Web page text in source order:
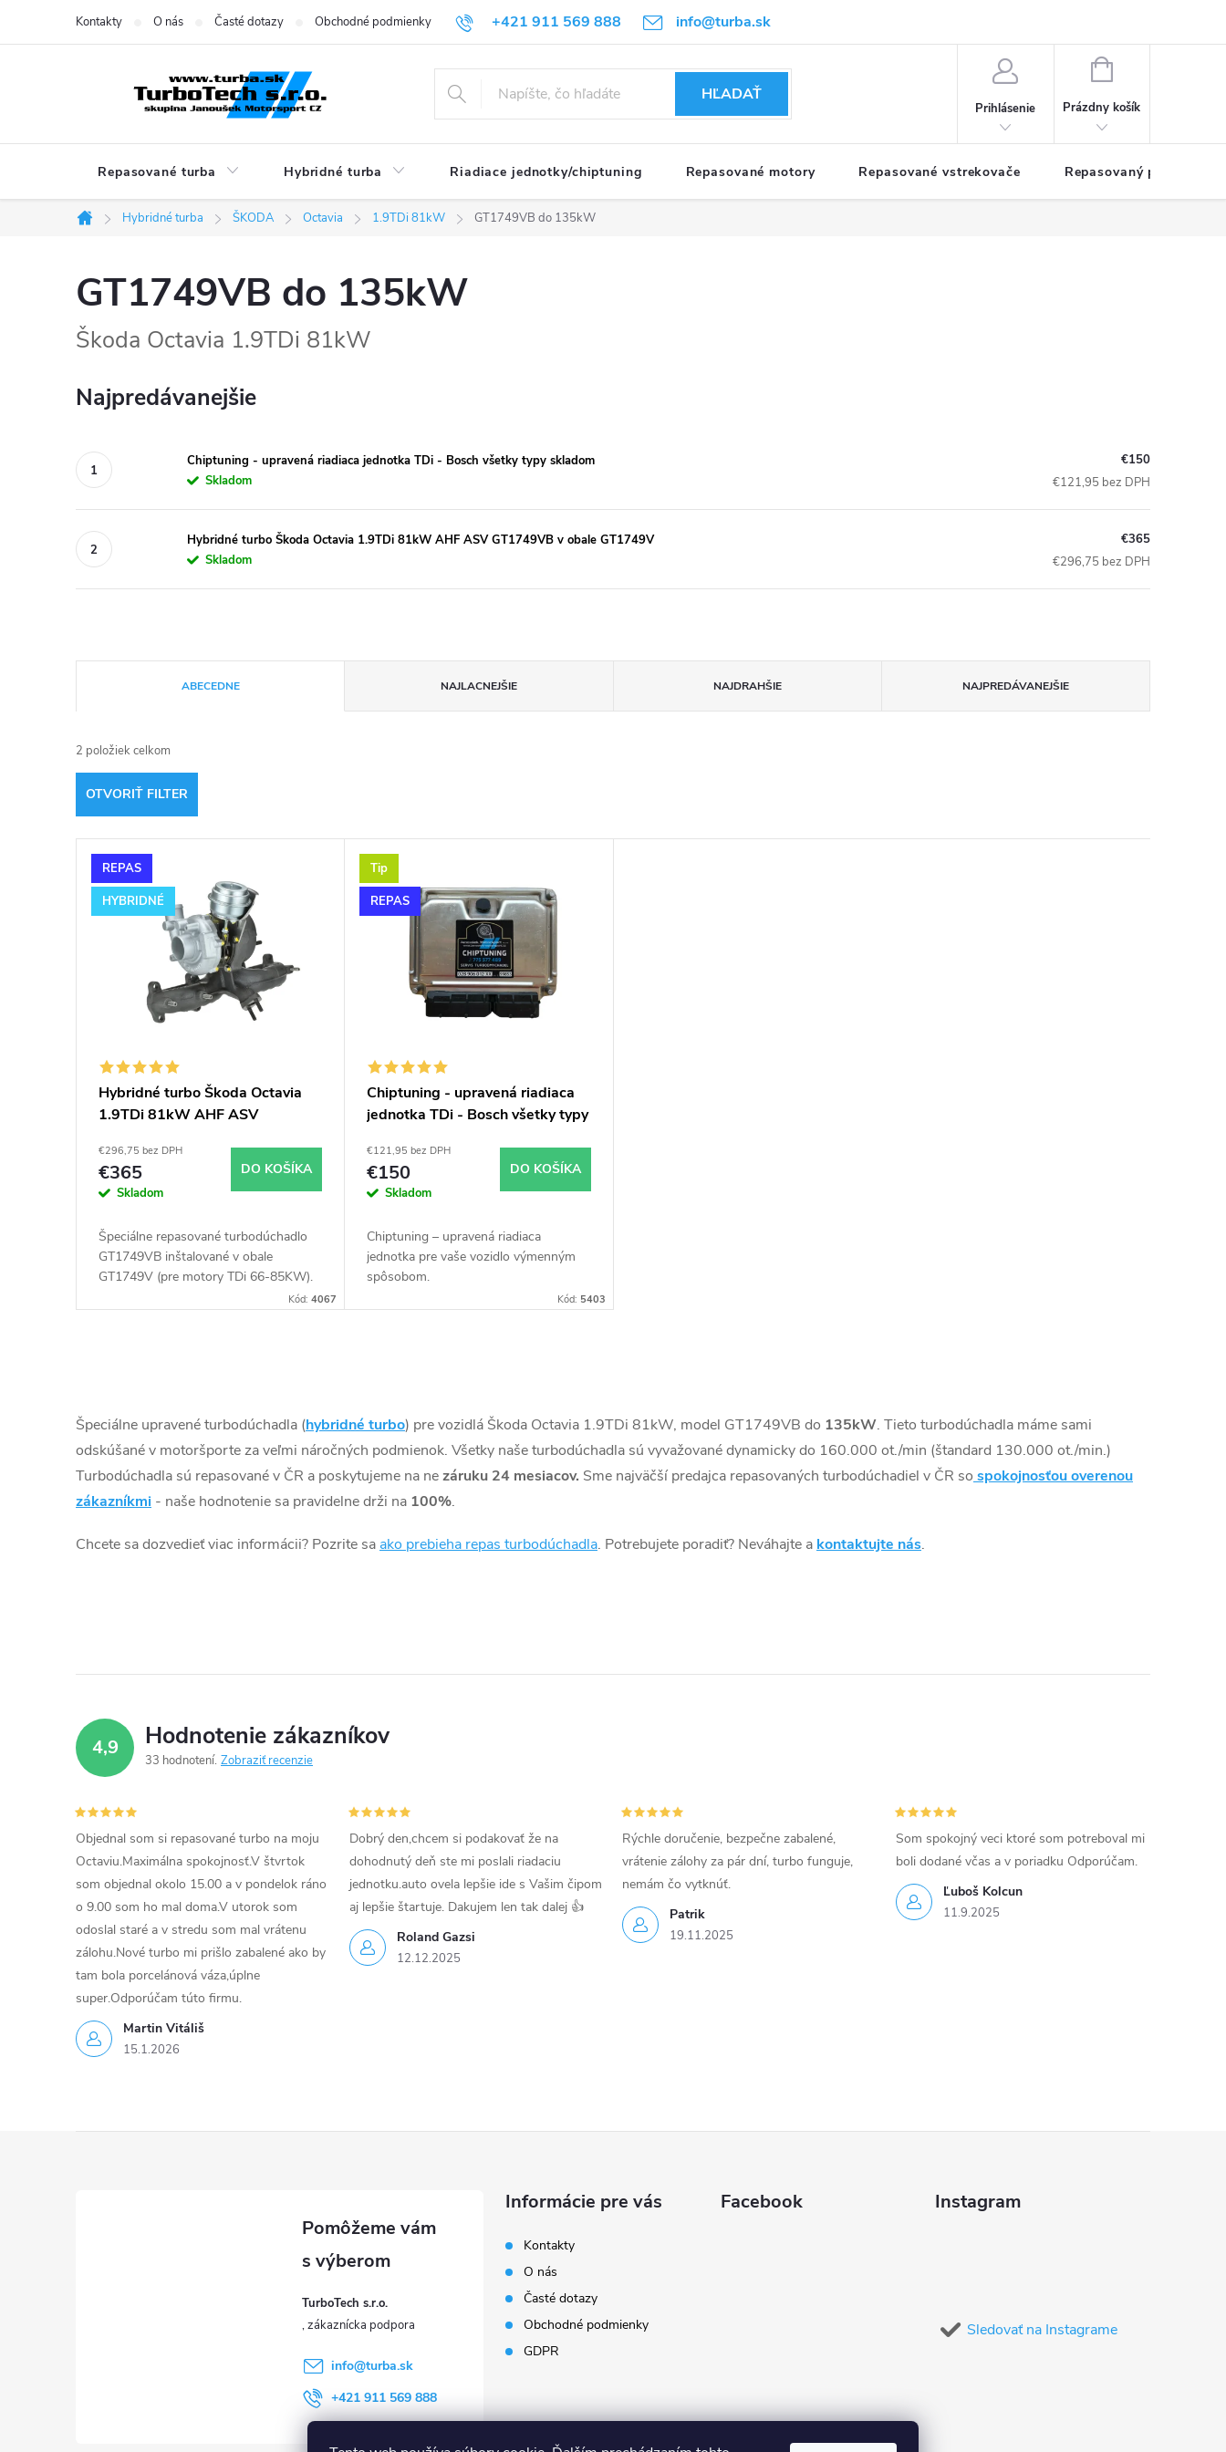
+421 911 569 888 info@turba.sk
Kontakty O nás Časté dotazy Obchodné podmienky GDPR
HĽADAŤ
Prihlásenie
NÁKUPNÝ
Prázdny košík
Repasované turba Hybridné turba Riadiace jednotky/chiptuning Repasované motory Repasované vstrekovače Repasovaný pohon TDM
Domov
Hybridné turba ŠKODA Octavia 1.9TDi 81kW GT1749VB do 135kW
GT1749VB do 135kW
Škoda Octavia 1.9TDi 81kW
Najpredávanejšie
Chiptuning - upravená riadiaca jednotka TDi - Bosch všetky typy skladom
Skladom
€150
€121,95 bez DPH
Hybridné turbo Škoda Octavia 1.9TDi 81kW AHF ASV GT1749VB v obale GT1749V
Skladom
€365
€296,75 bez DPH
a
d
e
n
o
ABECEDNE NAJLACNEJŠIE NAJDRAHŠIE NAJPREDÁVANEJŠIE
2 položiek celkom
OTVORIŤ FILTER
V
ý
k
o
v
REPAS
HYBRIDNÉ
Hybridné turbo Škoda Octavia
1.9TDi 81kW AHF ASV
€296,75 bez DPH
€365
Skladom
DO KOŠÍKA
Špeciálne repasované turbodúchadlo
GT1749VB inštalované v obale
GT1749V (pre motory TDi 66-85KW).
Kód:4067
Tip
REPAS
Chiptuning - upravená riadiaca
jednotka TDi - Bosch všetky typy
€121,95 bez DPH
€150
Skladom
DO KOŠÍKA
Chiptuning – upravená riadiaca
jednotka pre vaše vozidlo výmenným
spôsobom.
Kód: 5403
v
l
á
a
e
r
v
k
y
v
ý
p
i
s
Špeciálne upravené turbodúchadla (hybridné turbo) pre vozidlá Škoda Octavia 1.9TDi 81kW, model GT1749VB do 135kW. Tieto turbodúchadla máme sami
odskúšané v motoršporte za veľmi náročných podmienok. Všetky naše turbodúchadla sú vyvažované dynamicky do 160.000 ot./min (štandard 130.000 ot./min.)
Turbodúchadla sú repasované v ČR a poskytujeme na nezáruku 24 mesiacov. Sme najväčší predajca repasovaných turbodúchadiel v ČR so spokojnosťou overenou
zákazníkmi - naše hodnotenie sa pravidelne drži na 100%.
Chcete sa dozvedieť viac informácii? Pozrite sa ako prebieha repas turbodúchadla. Potrebujete poradiť? Neváhajte a kontaktujte nás.
4,9 Hodnotenie zákazníkov
33 hodnotení Zobraziť recenzie
Martin Vitáliš
15.1.2026
Objednal som si repasované turbo na moju
Octaviu.Maximálna spokojnosť.V štvrtok
som objednal okolo 15.00 a v pondelok ráno
o 9.00 som ho mal doma.V utorok som
odoslal staré a v stredu som mal vrátenu
zálohu.Nové turbo mi prišlo zabalené ako by
tam bola porcelánová váza,úplne
super.Odporúčam túto firmu.
Roland Gazsi
12.12.2025
Dobrý den,chcem si podakovať že na
dohodnutý deň ste mi poslali riadaciu
jednotku.auto ovela lepšie ide s Vašim čipom
aj lepšie štartuje. Dakujem len tak dalej 👍
Patrik
19.11.2025
Rýchle doručenie, bezpečne zabalené,
vrátenie zálohy za pár dní, turbo funguje,
nemám čo vytknúť.
Ľuboš Kolcun
11.9.2025
Som spokojný veci ktoré som potreboval mi
boli dodané včas a v poriadku Odporúčam.
TurboTech s.r.o.
info@turba.sk
+421 911 569 888
Informácie pre vás
Kontakty
O nás
Časté dotazy
Obchodné podmienky
GDPR
Facebook Instagram
Sledovať na Instagrame